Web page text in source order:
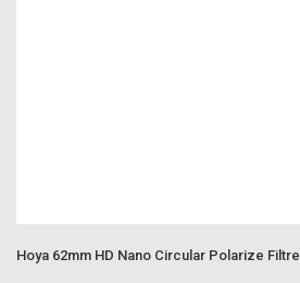
Hoya 62mm HD Nano Circular Polarize Filtre